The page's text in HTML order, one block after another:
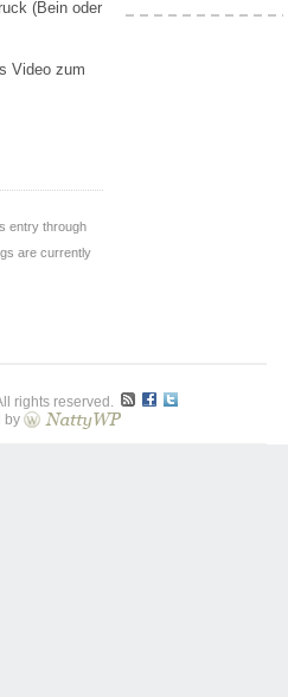
(Bein oder
Video zum
entry through
are currently
rights reserved.
by